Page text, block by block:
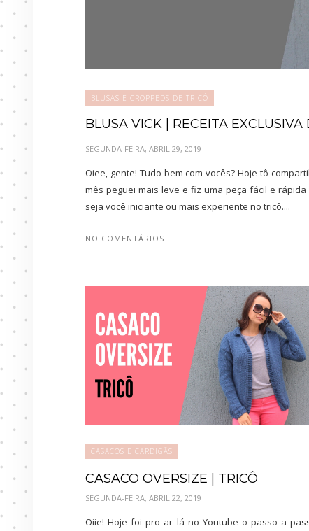
BLUSAS E CROPPEDS DE TRICÔ
BLUSA VICK | RECEITA EXCLUSIVA
SEGUNDA-FEIRA, ABRIL 29, 2019
Oiee, gente! Tudo bem com vocês? Hoje tô
mês peguei mais leve e fiz uma peça fácil e
seja você iniciante ou mais experiente no tricô....
NO COMENTÁRIOS
CASACOS E CARDIGÃS
CASACO OVERSIZE | TRICÔ
SEGUNDA-FEIRA, ABRIL 22, 2019
Oiie! Hoje foi pro ar lá no Youtube o passo a